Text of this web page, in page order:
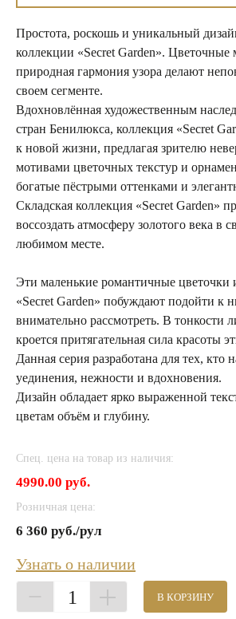
Простота, роскошь и уникальный
коллекции «Secret Garden». Цветочные
природная гармония узора делают
своем сегменте.
Вдохновлённая художественным
стран Бенилюкса, коллекция «Secret
к новой жизни, предлагая зрителю
мотивами цветочных текстур и
богатые пёстрыми оттенками и
Складская коллекция «Secret Garden»
воссоздать атмосферу золотого века в
любимом месте.
Эти маленькие романтичные цветочки
«Secret Garden» побуждают подойти к
внимательно рассмотреть. В тонкости
кроется притягательная сила красоты
Данная серия разработана для тех, кто
уединения, нежности и вдохновения.
Дизайн обладает ярко выраженной
цветам объём и глубину.
Спец. цена на товар из наличия:
4990.00 руб.
Розничная цена:
6 360 руб./рул
Узнать о наличии
1 В КОРЗИНУ